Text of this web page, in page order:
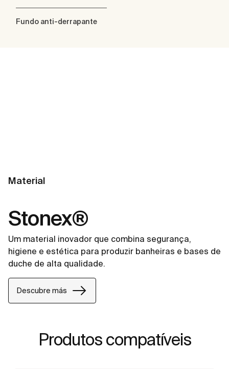
Fundo anti-derrapante
Material
Stonex®
Um material inovador que combina segurança,
higiene e estética para produzir banheiras e bases de
duche de alta qualidade.
Descubre más
Produtos compatíveis